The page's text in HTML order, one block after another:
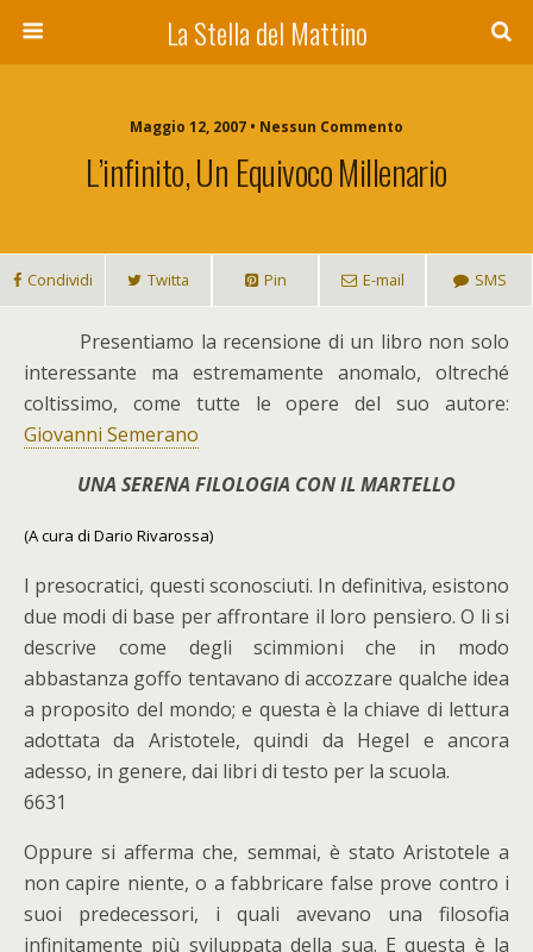
La Stella del Mattino
Maggio 12, 2007 • Nessun Commento
L’infinito, Un Equivoco Millenario
Condividi Twitta Pin E-mail SMS
Presentiamo la recensione di un libro non solo
interessante ma estremamente anomalo, oltreché
coltissimo, come tutte le opere del suo autore:
Giovanni Semerano
UNA SERENA FILOLOGIA CON IL MARTELLO
(A cura di Dario Rivarossa)
I presocratici, questi sconosciuti. In definitiva, esistono
due modi di base per affrontare il loro pensiero. O li si
descrive come degli scimmioni che in modo
abbastanza goffo tentavano di accozzare qualche idea
a proposito del mondo; e questa è la chiave di lettura
adottata da Aristotele, quindi da Hegel e ancora
adesso, in genere, dai libri di testo per la scuola.
6631
Oppure si afferma che, semmai, è stato Aristotele a
non capire niente, o a fabbricare false prove contro i
suoi predecessori, i quali avevano una filosofia
infinitamente più sviluppata della sua. E questa è la